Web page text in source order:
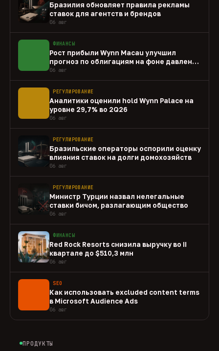
Бразилия обновляет правила рекламы
ставок для агентств и брендов
06 авг
ФИНАНСЫ
Рост прибыли Wynn Macau улучшил
прогноз по облигациям на фоне давления
capex
06 авг
РЕГУЛИРОВАНИЕ
Аналитики оценили hold Wynn Palace на
уровне 29,7% во 2Q26
06 авг
РЕГУЛИРОВАНИЕ
Бразильские операторы оспорили оценку
влияния ставок на долги домохозяйств
06 авг
РЕГУЛИРОВАНИЕ
Министр Турции назвал нелегальные
ставки бичом, разлагающим общество
06 авг
ФИНАНСЫ
Red Rock Resorts снизила выручку во II
квартале до $510,3 млн
06 авг
SEO
Как использовать excluded content terms
в Microsoft Audience Ads
06 авг
ПРОДУКТЫ